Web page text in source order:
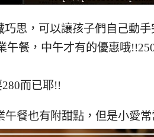
思，可以讓孩子們自己動
餐，中午才有的優惠哦
而已耶!!
餐也有附甜點，但是小愛